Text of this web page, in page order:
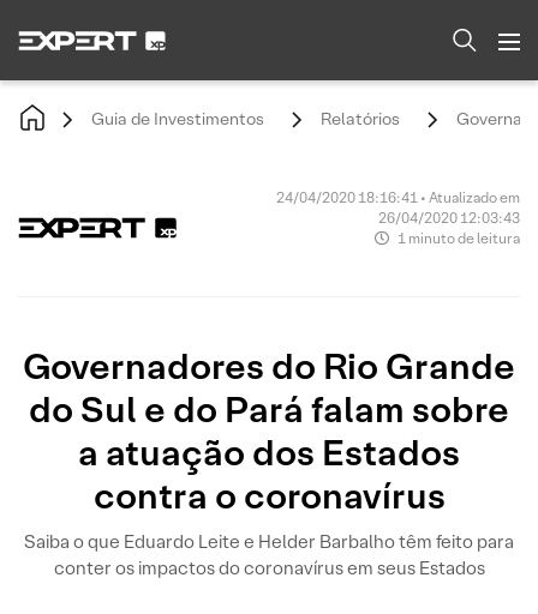
Guia de Investimentos Relatórios
24/04/2020 18:16:41 • Atualizado em
26/04/2020 12:03:43
1 minuto de leitura
Governadores do Rio Grande
do Sul e do Pará falam sobre
a atuação dos Estados
contra o coronavírus
Saiba o que Eduardo Leite e Helder Barbalho têm feito para
conter os impactos do coronavírus em seus Estados